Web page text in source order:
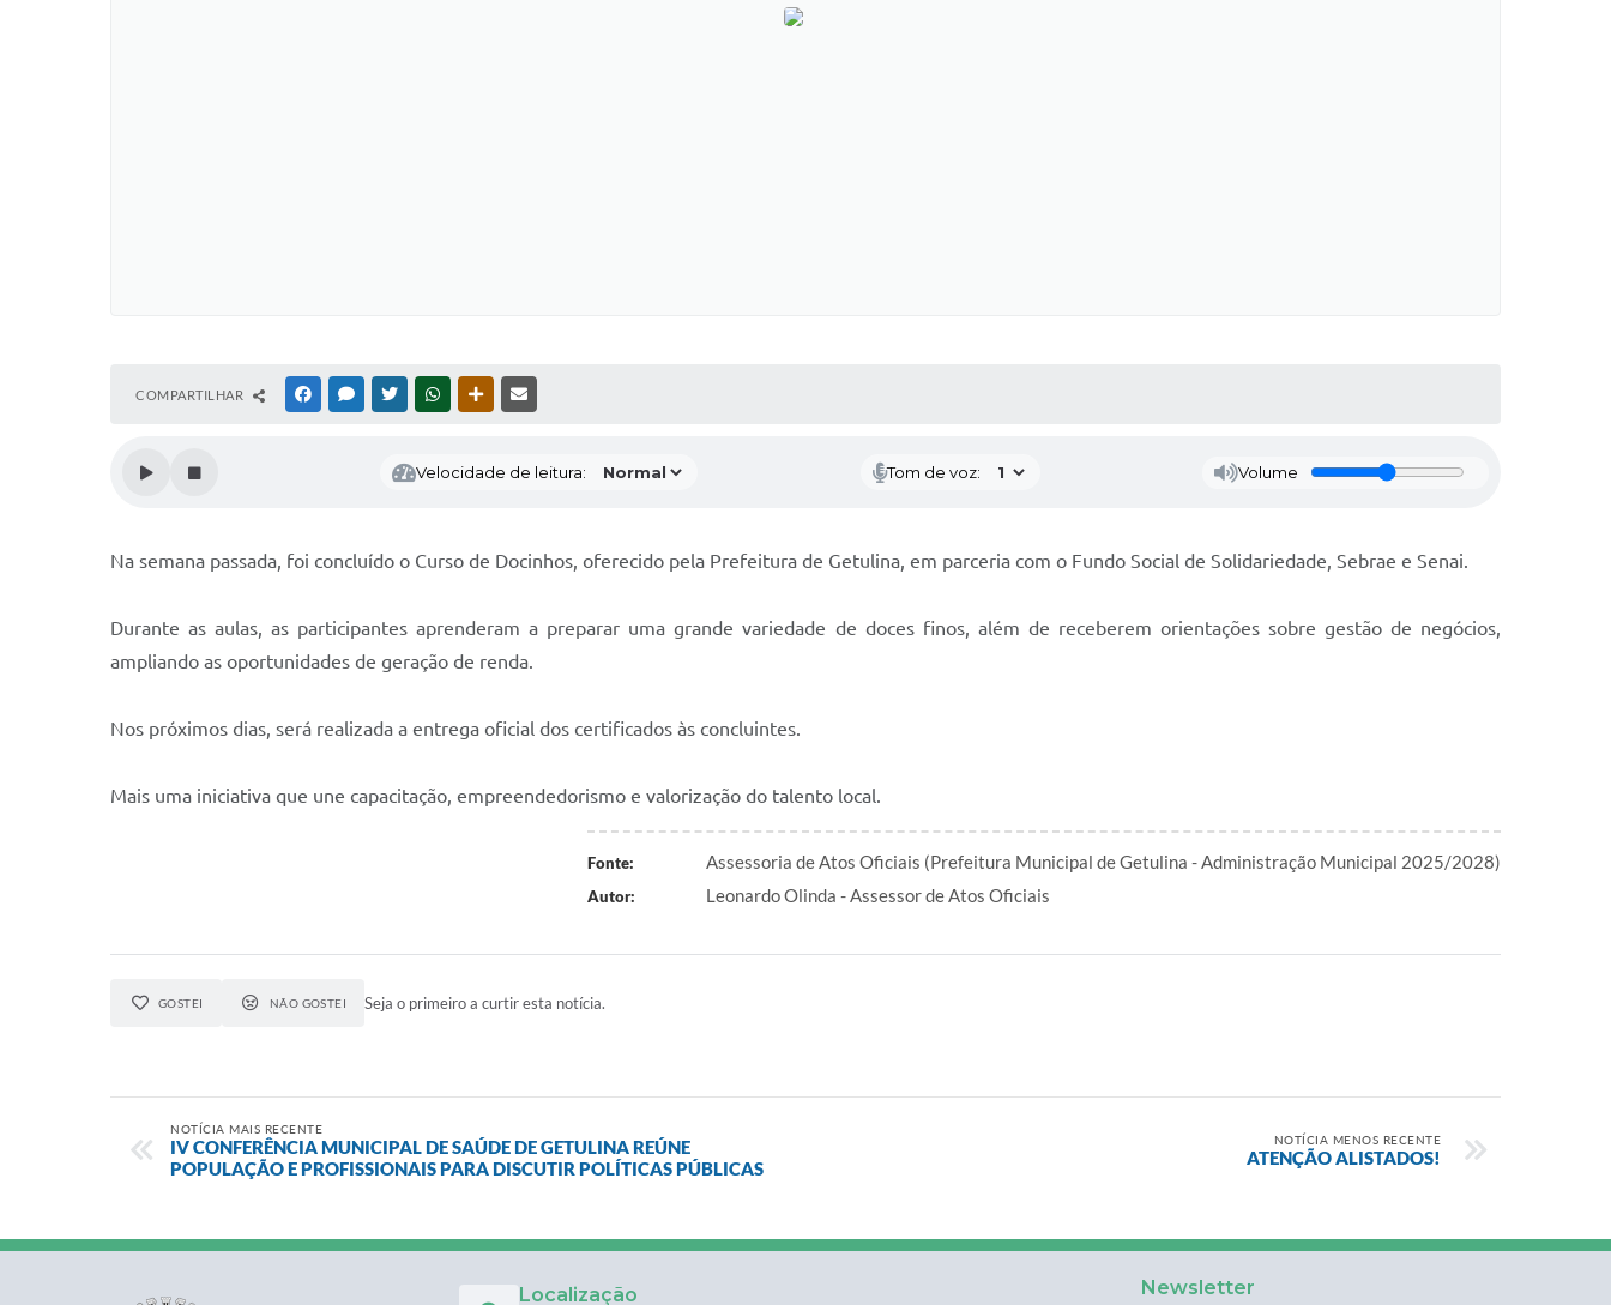
COMPARTILHAR FACEBOOKMESSENGER
TWITTERWHATSAPPOUTRAS MÍDIAS
Velocidade de leitura: Tom de voz: Volume
Na semana passada, foi concluído o Curso de Docinhos, oferecido pela Prefeitura de Getulina, em parceria com o Fundo Social de Solidariedade, Sebrae e Senai.
Durante as aulas, as participantes aprenderam a preparar uma grande variedade de doces finos, além de receberem orientações sobre gestão de negócios,
ampliando as oportunidades de geração de renda.
Nos próximos dias, será realizada a entrega oficial dos certificados às concluintes.
Mais uma iniciativa que une capacitação, empreendedorismo e valorização do talento local.
Fonte: Assessoria de Atos Oficiais (Prefeitura Municipal de Getulina - Administração Municipal 2025/2028)
Autor: Leonardo Olinda - Assessor de Atos Oficiais
GOSTEI NÃO GOSTEI Seja o primeiro a curtir esta notícia.
NOTÍCIA MAIS RECENTE
IV CONFERÊNCIA MUNICIPAL DE SAÚDE DE GETULINA REÚNE
POPULAÇÃO E PROFISSIONAIS PARA DISCUTIR POLÍTICAS PÚBLICAS
NOTÍCIA MENOS RECENTE
ATENÇÃO ALISTADOS!
Localização Newsletter